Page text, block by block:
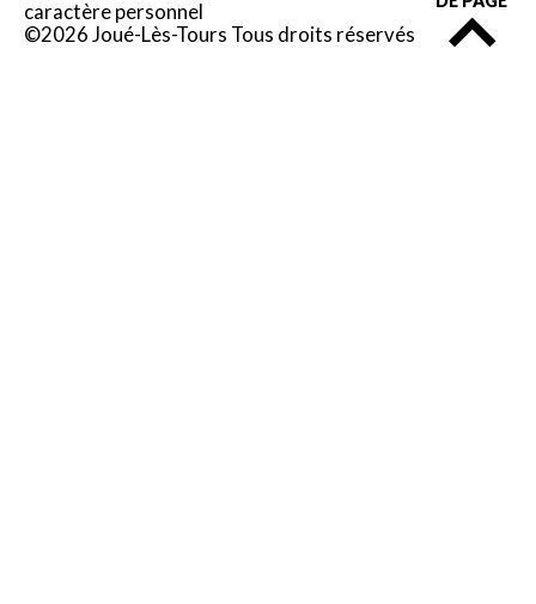
caractère personnel
©2026 Joué-Lès-Tours Tous droits réservés